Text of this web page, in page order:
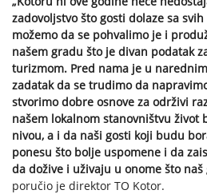
zadovoljstvo što gosti dolaze sa
možemo da se pohvalimo je i
našem gradu što je divan podatak
turizmom. Pred nama je u
zadatak da se trudimo da
stvorimo dobre osnove za održivi
našem lokalnom stanovništvu život
nivou, a i da naši gosti koji budu
ponesu što bolje uspomene i da
da dožive i uživaju u onome što
poručio je direktor TO Kotor.